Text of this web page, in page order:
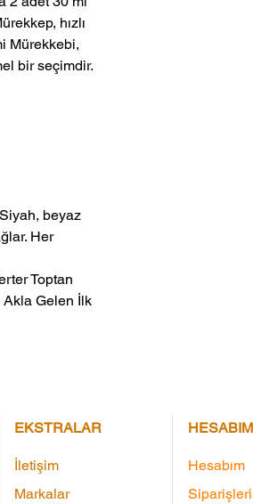
hızlı
Mürekkebi,
bir seçimdir.
beyaz
Her
Gelen İlk
EKSTRALAR
İletişim
Markalar
HESABIM
Hesabım